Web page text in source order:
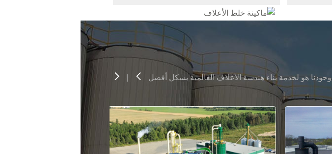
وجودنا هو لخدمة بناء هندسة الأعلاف العالمية بشكل أفضل